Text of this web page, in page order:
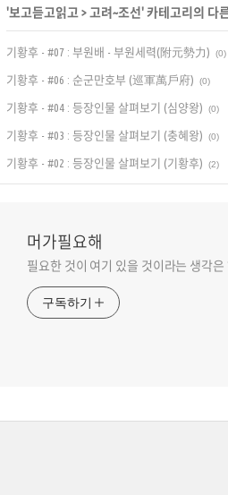
'보고듣고읽고 > 고려~조선' 카테고리의 다
기황후 - #07 : 부원배 - 부원세력(附元勢力) (0)
기황후 - #06 : 순군만호부 (巡軍萬戶府) (0)
기황후 - #04 : 등장인물 살펴보기 (심양왕) (0)
기황후 - #03 : 등장인물 살펴보기 (충혜왕) (0)
기황후 - #02 : 등장인물 살펴보기 (기황후) (2)
머가필요해
필요한 것이 여기 있을 것이라는 생각
구독하기